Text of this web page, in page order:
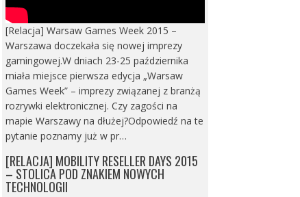
[Relacja] Warsaw Games Week 2015 –
Warszawa doczekała się nowej imprezy
gamingowej.W dniach 23-25 października
miała miejsce pierwsza edycja „Warsaw
Games Week” – imprezy związanej z branżą
rozrywki elektronicznej. Czy zagości na
mapie Warszawy na dłużej?Odpowiedź na te
pytanie poznamy już w pr…
[RELACJA] MOBILITY RESELLER DAYS 2015
– STOLICA POD ZNAKIEM NOWYCH
TECHNOLOGII